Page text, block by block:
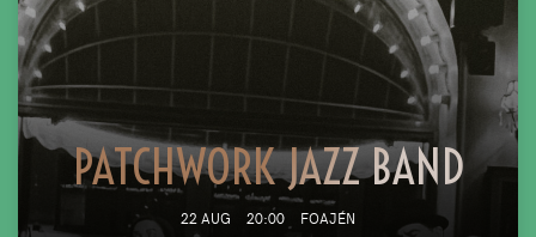
PATCHWORK JAZZ BAND
22 AUG 20:00 FOAJÉN